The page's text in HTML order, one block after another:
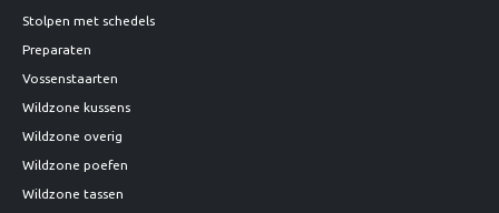
Stolpen met schedels
Preparaten
Vossenstaarten
Wildzone kussens
Wildzone overig
Wildzone poefen
Wildzone tassen